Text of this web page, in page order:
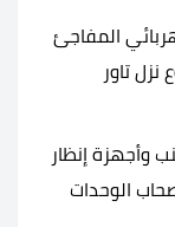
المفاجئ
تاور
وأجهزة إنظار
الوحدات